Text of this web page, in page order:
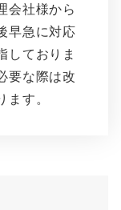
会社様から
早急に対応
しておりま
要な際は改
す。